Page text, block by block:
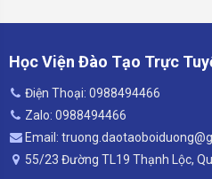
Học Viện Đào Tạo Trực
Điện Thoại: 0988494466
Zalo: 0988494466
Email:
55/23 Đường TL19 Thạnh Lộc,